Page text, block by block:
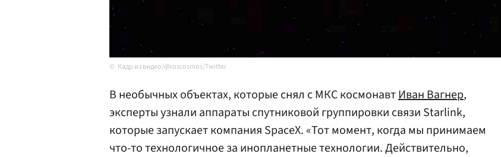
Кадр из видео/@roscosmos/Twitter
В необычных объектах, которые снял с МКС космонавтИван Вагнер,
эксперты узнали аппараты спутниковой группировки связи Starlink,
которые запускает компания SpaceX. «Тот момент, когда мы принимаем
что-то технологичное за инопланетные технологии. Действительно,